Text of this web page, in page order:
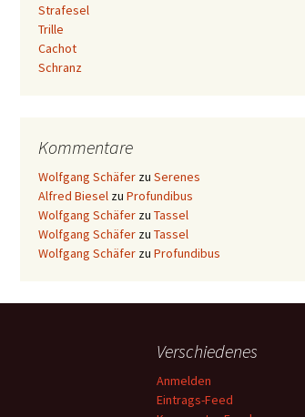
Strafesel
Trille
Cachot
Schranz
Kommentare
Wolfgang Schäfer zu Serenes
Alfred Biesel zu Profundibus
Wolfgang Schäfer zu Tassel
Wolfgang Schäfer zu Tassel
Wolfgang Schäfer zu Profundibus
Verschiedenes
Anmelden
Eintrags-Feed